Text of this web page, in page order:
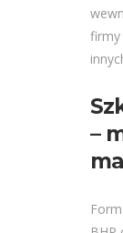
firmy
–